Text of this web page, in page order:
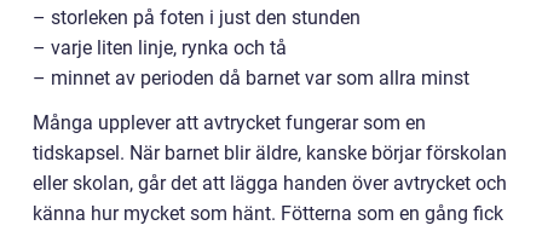
– storleken på foten i just den stunden
– varje liten linje, rynka och tå
– minnet av perioden då barnet var som allra minst
Många upplever att avtrycket fungerar som en
tidskapsel. När barnet blir äldre, kanske börjar förskolan
eller skolan, går det att lägga handen över avtrycket och
känna hur mycket som hänt. Fötterna som en gång fick